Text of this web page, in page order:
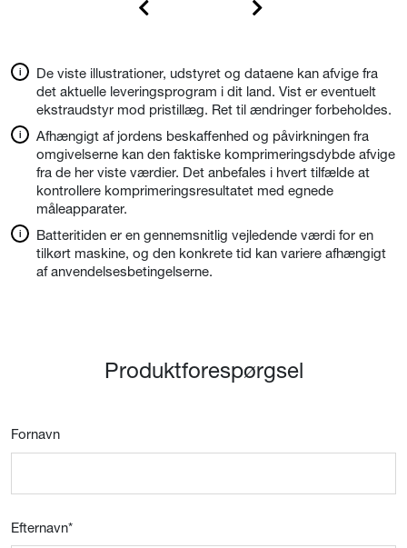
De viste illustrationer, udstyret og dataene kan afvige fra
det aktuelle leveringsprogram i dit land. Vist er eventuelt
ekstraudstyr mod pristillæg. Ret til ændringer forbeholdes.
Afhængigt af jordens beskaffenhed og påvirkningen fra
omgivelserne kan den faktiske komprimeringsdybde afvige
fra de her viste værdier. Det anbefales i hvert tilfælde at
kontrollere komprimeringsresultatet med egnede
måleapparater.
Batteritiden er en gennemsnitlig vejledende værdi for en
tilkørt maskine, og den konkrete tid kan variere afhængigt
af anvendelsesbetingelserne.
Produktforespørgsel
Fornavn
Efternavn*